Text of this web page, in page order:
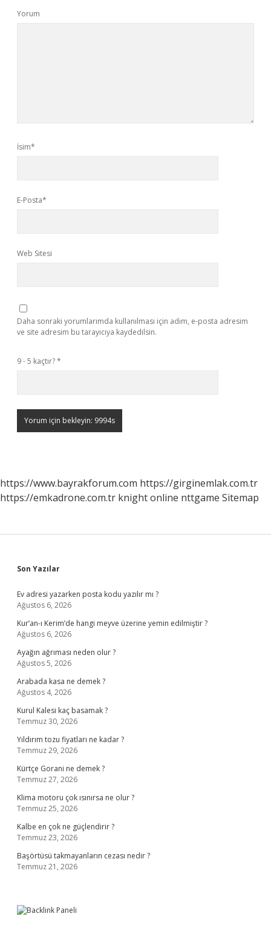
Yorum
İsim*
E-Posta*
Web Sitesi
Daha sonraki yorumlarımda kullanılması için adım, e-posta adresim
ve site adresim bu tarayıcıya kaydedilsin.
9 - 5 kaçtır?*
https://www.bayrakforum.com https://girginemlak.com.tr
https://emkadrone.com.tr knight online nttgame Sitemap
Sidebar
Son Yazılar
Ev adresi yazarken posta kodu yazılır mı ?
Ağustos 6, 2026
Kur’an-ı Kerim’de hangi meyve üzerine yemin edilmiştir ?
Ağustos 6, 2026
Ayağın ağrıması neden olur ?
Ağustos 5, 2026
Arabada kasa ne demek ?
Ağustos 4, 2026
Kurul Kalesi kaç basamak ?
Temmuz 30, 2026
Yıldırım tozu fiyatları ne kadar ?
Temmuz 29, 2026
Kürtçe Gorani ne demek ?
Temmuz 27, 2026
Klima motoru çok ısınırsa ne olur ?
Temmuz 25, 2026
Kalbe en çok ne güçlendirir ?
Temmuz 23, 2026
Başörtüsü takmayanların cezası nedir ?
Temmuz 21, 2026